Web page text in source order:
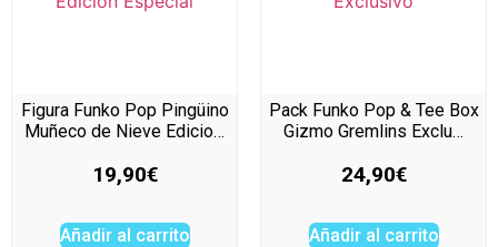
Figura Funko Pop Pingüino
Muñeco de Nieve Edicio…
19,90€
Añadir al carrito
Pack Funko Pop & Tee Box
Gizmo Gremlins Exclu…
24,90€
Añadir al carrito